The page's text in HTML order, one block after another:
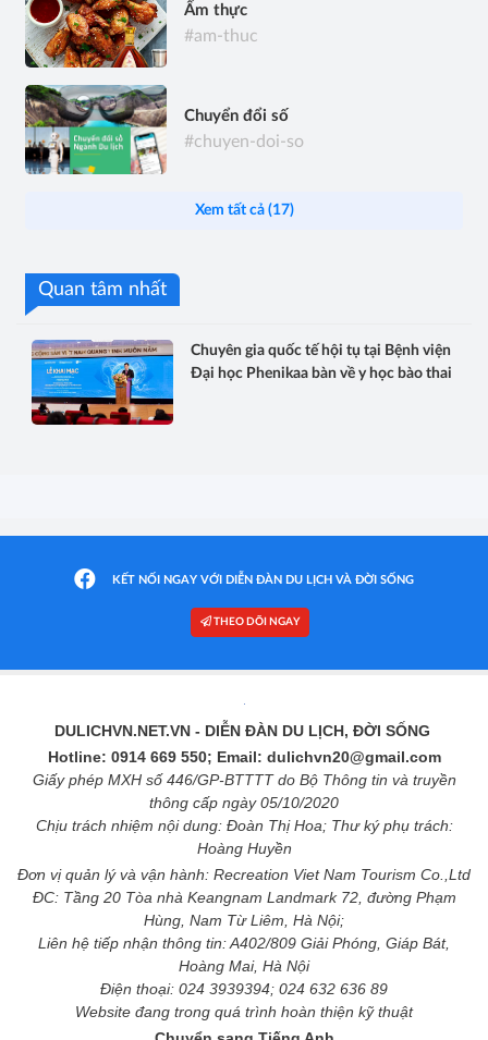
Ẩm thực
#am-thuc
Chuyển đổi số
#chuyen-doi-so
Xem tất cả (17)
Quan tâm nhất
Chuyên gia quốc tế hội tụ tại Bệnh viện
Đại học Phenikaa bàn về y học bào thai
KẾT NỐI NGAY VỚI DIỄN ĐÀN DU LỊCH VÀ ĐỜI SỐNG
THEO DÕI NGAY
DULICHVN.NET.VN- DIỄN ĐÀN DU LỊCH, ĐỜI SỐNG
Hotline: 0914 669 550; Email: dulichvn20@gmail.com
Giấy phép MXH số 446/GP-BTTTT do Bộ Thông tin và truyền
thông cấp ngày 05/10/2020
Chịu trách nhiệm nội dung: Đoàn Thị Hoa; Thư ký phụ trách:
Hoàng Huyền
Đơn vị quản lý và vận hành: Recreation Viet Nam Tourism Co.,Ltd
ĐC: Tầng 20 Tòa nhà Keangnam Landmark 72, đường Phạm
Hùng, Nam Từ Liêm, Hà Nội;
Liên hệ tiếp nhận thông tin: A402/809 Giải Phóng, Giáp Bát,
Hoàng Mai, Hà Nội
Điện thoại: 024 3939394; 024 632 636 89
Website đang trong quá trình hoàn thiện kỹ thuật